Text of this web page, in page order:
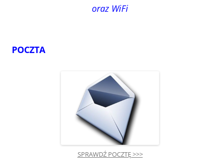
oraz WiFi
POCZTA
SPRAWDŹ POCZTĘ >>>